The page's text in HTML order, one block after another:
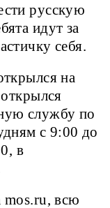
русскую
идут за
себя.
на
службу по
с 9:00 до
в
mos.ru, всю